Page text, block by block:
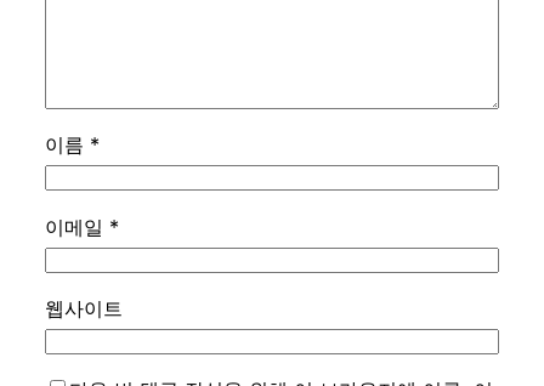
이름 *
이메일 *
웹사이트